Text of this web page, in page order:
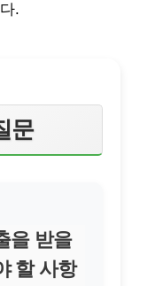
.
문
을 받을
할 사항